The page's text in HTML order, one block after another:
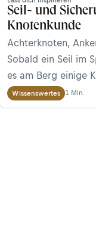
Seil- und
Knotenkunde
Achterknoten,
Sobald ein Seil im
es am Berg einige
beherrscht werden
Wissenswertes 1 Min.